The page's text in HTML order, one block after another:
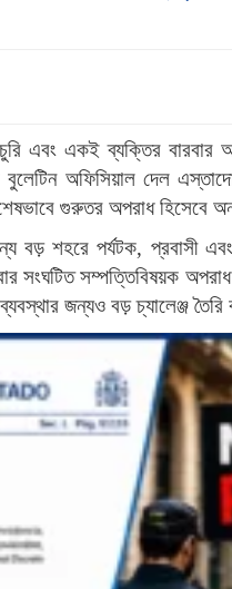
এবং একই ব্যক্তির বারবার
অফিসিয়াল দেল
গুরুতর অপরাধ হিসেবে
শহরে পর্যটক, প্রবাসী এবং
সংঘটিত সম্পত্তিবিষয়ক
জন্যও বড় চ্যালেঞ্জ